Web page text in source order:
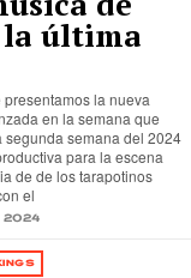
la última
la nueva
en la semana que
segunda semana del 2024
para la escena
de de los tarapotinos
el